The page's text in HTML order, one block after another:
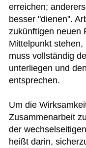
erreichen;
besser "dienen".
zukünftigen neuen
Mittelpunkt
muss vollständig
unterliegen und
entsprechen.
Um die
Zusammenarbeit
der
heißt darin,